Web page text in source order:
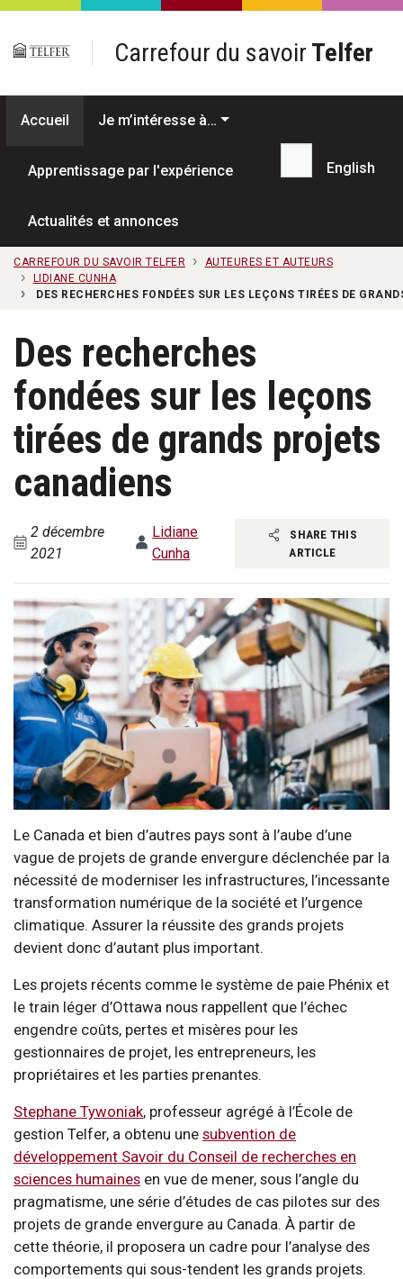
Passer au contenu principal
Carrefour du savoir Telfer
Accueil Je m’intéresse à…
Apprentissage par l'expérience
Actualités et annonces
Recherche...
English
CARREFOUR DU SAVOIR TELFER
AUTEURES ET AUTEURS
LIDIANE CUNHA
DES RECHERCHES FONDÉES SUR LES LEÇONS TIRÉES DE
Des recherches
fondées sur les leçons
tirées de grands projets
canadiens
2 décembre
2021
Lidiane
Cunha
SHARE THIS
ARTICLE
Le Canada et bien d’autres pays sont à l’aube d’une
vague de projets de grande envergure déclenchée par la
nécessité de moderniser les infrastructures, l’incessante
transformation numérique de la société et l’urgence
climatique. Assurer la réussite des grands projets
devient donc d’autant plus important.
Les projets récents comme le système de paie Phénix et
le train léger d’Ottawa nous rappellent que l’échec
engendre coûts, pertes et misères pour les
gestionnaires de projet, les entrepreneurs, les
propriétaires et les parties prenantes.
Stephane Tywoniak, professeur agrégé à l’École de
gestion Telfer, a obtenu une subvention de
développement Savoir du Conseil de recherches en
sciences humaines en vue de mener, sous l’angle du
pragmatisme, une série d’études de cas pilotes sur des
projets de grande envergure au Canada. À partir de
cette théorie, il proposera un cadre pour l’analyse des
comportements qui sous-tendent les grands projets.